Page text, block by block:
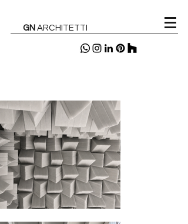
GN ARCHITETTI